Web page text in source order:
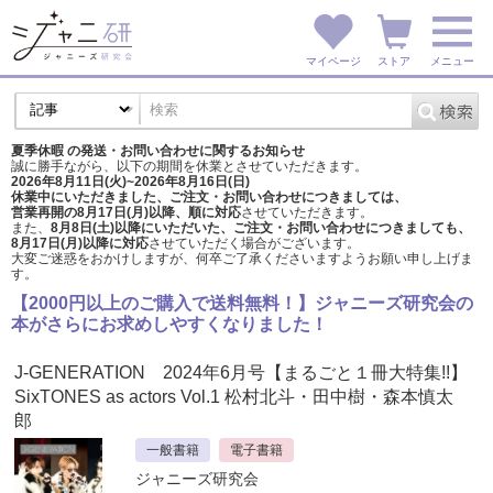
マイページ ストア メニュー
夏季休暇 の発送・お問い合わせに関するお知らせ
誠に勝手ながら、以下の期間を休業とさせていただきます。
2026年8月11日(火)~2026年8月16日(日)
休業中にいただきました、ご注文・お問い合わせにつきましては、
営業再開の8月17日(月)以降、順に対応させていただきます。
また、 8月8日(土)以降にいただいた、ご注文・ お問い合わせにつきましても、
8月17日(月)以降に対応させていただく場合がございます。
大変ご迷惑をおかけしますが、 何卒ご了承くださいますようお願い申し上げま
す。
【2000円以上のご購入で送料無料！】ジャニーズ研究会の
本がさらにお求めしやすくなりました！
J-GENERATION 2024年6月号【まるごと１冊大特集!!】
SixTONES as actors Vol.1 松村北斗・田中樹・森本慎太
郎
一般書籍 電子書籍
ジャニーズ研究会